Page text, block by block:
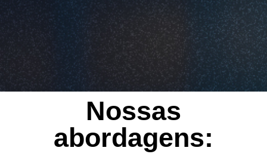
Nossas
abordagens: